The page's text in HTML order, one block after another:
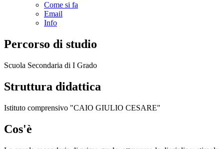
Come si fa
Email
Info
Percorso di studio
Scuola Secondaria di I Grado
Struttura didattica
Istituto comprensivo "CAIO GIULIO CESARE"
Cos'è